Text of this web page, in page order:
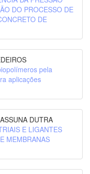
DO PROCESSO DE
DE
pela
aplicações
DUTRA
E LIGANTES
MEMBRANAS